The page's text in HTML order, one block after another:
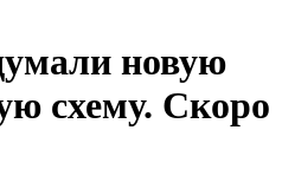
новую
схему. Скоро